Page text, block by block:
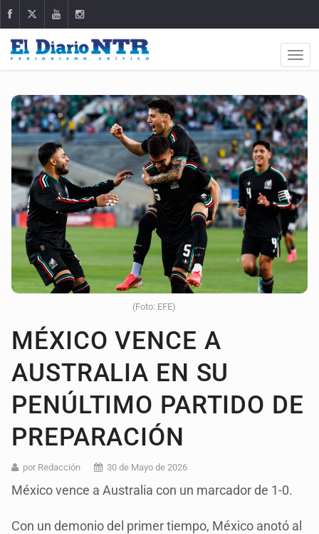
(Foto: EFE)
MÉXICO VENCE A
AUSTRALIA EN SU
PENÚLTIMO PARTIDO DE
PREPARACIÓN
por Redacción 30 de Mayo de 2026
México vence a Australia con un marcador de 1-0.
Con un demonio del primer tiempo, México anotó al